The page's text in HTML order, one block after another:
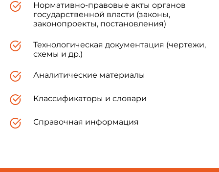
Нормативно-правовые акты органов
государственной власти (законы,
законопроекты, постановления)
Технологическая документация (чертежи,
схемы и др.)
Аналитические материалы
Классификаторы и словари
Справочная информация